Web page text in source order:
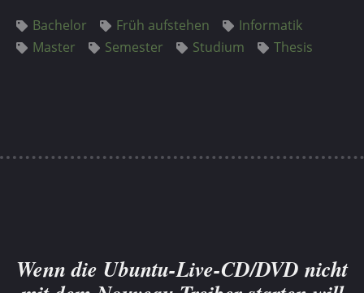
Bachelor Früh aufstehen
Informatik
Master
Semester Studium Thesis
Wenn die Ubuntu-Live-CD/DVD nicht